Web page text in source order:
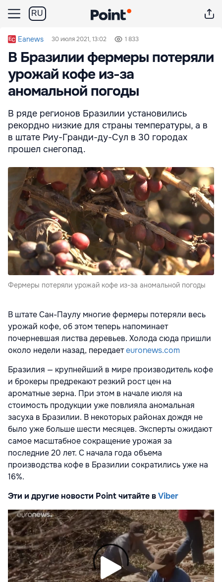
RU
Eanews 30 июля 2021, 13:02 1 833
В Бразилии фермеры потеряли
урожай кофе из-за
аномальной погоды
В ряде регионов Бразилии установились
рекордно низкие для страны температуры, а в
в штате Риу-Гранди-ду-Сул в 30 городах
прошел снегопад.
Фермеры потеряли урожай кофе из-за аномальной погоды
В штате Сан-Паулу многие фермеры потеряли весь
урожай кофе, об этом теперь напоминает
почерневшая листва деревьев. Холода сюда пришли
около недели назад, передаетeuronews.com
Бразилия — крупнейший в мире производитель кофе
и брокеры предрекают резкий рост цен на
ароматные зерна. При этом в начале июля на
стоимость продукции уже повлияла аномальная
засуха в Бразилии. В некоторых районах дождя не
было уже больше шести месяцев. Эксперты ожидают
самое масштабное сокращение урожая за
последние 20 лет. С начала года объема
производства кофе в Бразилии сократились уже на
16%.
Эти и другие новости Point читайте вViber